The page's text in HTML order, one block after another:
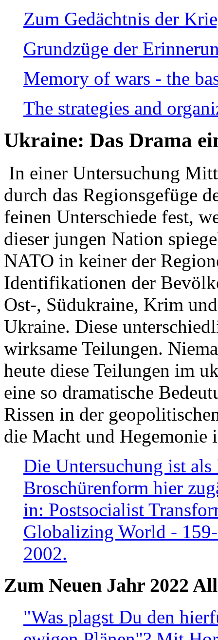
Zum Gedächtnis der
Grundzüge der
Memory of wars - the
The strategies and
Ukraine: Das Drama
In einer Untersuchung
durch das Regionsgefüge
feinen Unterschiede fest,
dieser jungen Nation
NATO in keiner der
Identifikationen der
Ost-, Südukraine, Krim
Ukraine. Diese
wirksame Teilungen.
heute diese Teilungen im
eine so dramatische
Rissen in der
die Macht und Hegemonie
Die Untersuchung ist
Broschürenform hier
in: Postsocialist
Globalizing World -
2002.
Zum Neuen Jahr 2022
"Was plagst Du den